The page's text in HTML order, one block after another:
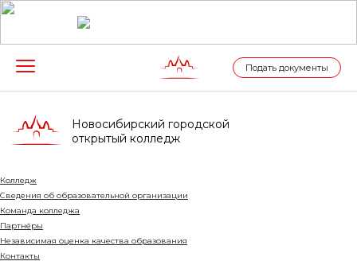
Подать документы
Новосибирский городской
открытый колледж
Колледж
Сведения об образовательной организации
Команда колледжа
Партнёры
Независимая оценка качества образования
Контакты